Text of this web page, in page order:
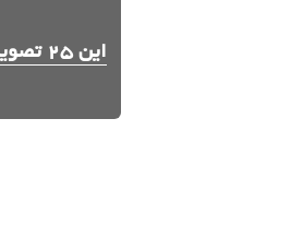
این 25 تصویر را ببینید.